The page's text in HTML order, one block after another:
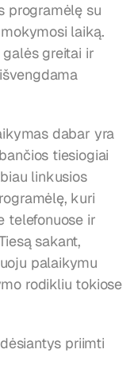
programėlę su
laiką.
greitai ir
dabar yra
tiesiogiai
linkusios
kuri
telefonuose ir
sakant,
palaikymu
rodikliu tokiose
priimti